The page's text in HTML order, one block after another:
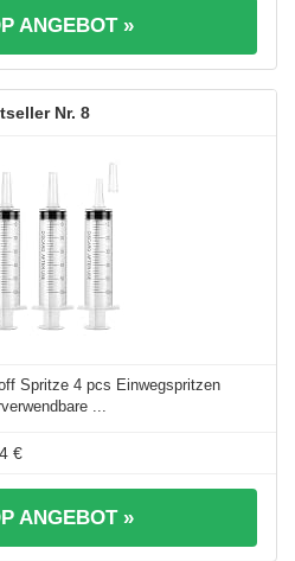
ANGEBOT »
8
Spritze 4 pcs Einwegspritzen
...
€
ANGEBOT »